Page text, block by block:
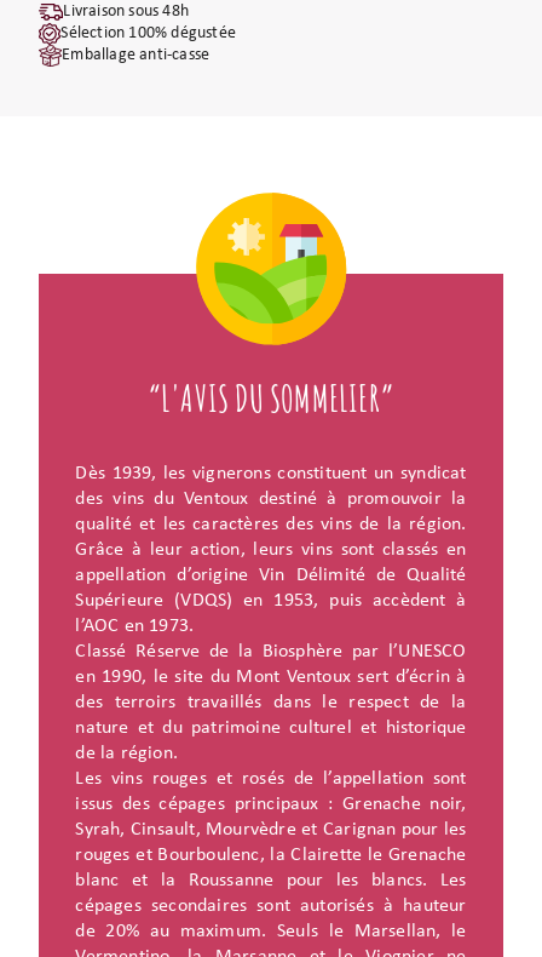
Livraison sous 48h
Sélection 100% dégustée
Emballage anti-casse
“L'AVIS DU SOMMELIER”
Dès 1939, les vignerons constituent un syndicat
des vins du Ventoux destiné à promouvoir la
qualité et les caractères des vins de la région.
Grâce à leur action, leurs vins sont classés en
appellation d’origine Vin Délimité de Qualité
Supérieure (VDQS) en 1953, puis accèdent à
l’AOC en 1973.
Classé Réserve de la Biosphère par l’UNESCO
en 1990, le site du Mont Ventoux sert d’écrin à
des terroirs travaillés dans le respect de la
nature et du patrimoine culturel et historique
de la région.
Les vins rouges et rosés de l’appellation sont
issus des cépages principaux : Grenache noir,
Syrah, Cinsault, Mourvèdre et Carignan pour les
rouges et Bourboulenc, la Clairette le Grenache
blanc et la Roussanne pour les blancs. Les
cépages secondaires sont autorisés à hauteur
de 20% au maximum. Seuls le Marsellan, le